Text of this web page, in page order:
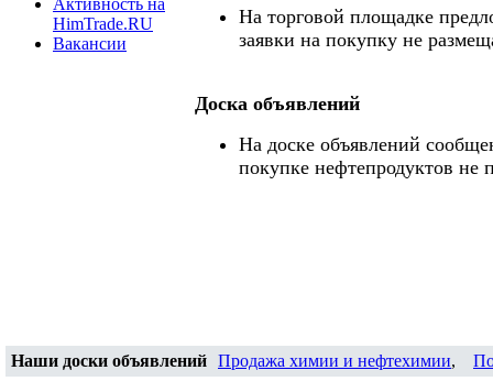
Активность на
HimTrade.RU
Вакансии
На торговой площадке
заявки на покупку не
Доска объявлений
На доске объявлений
покупке нефтепродуктов не
Наши доски объявлений Продажа химии и нефтехимии,